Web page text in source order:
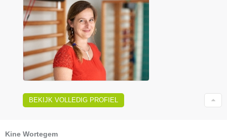
BEKIJK VOLLEDIG PROFIEL
Kine Wortegem